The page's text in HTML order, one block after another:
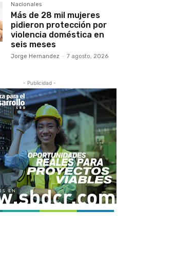
Nacionales
Más de 28 mil mujeres
pidieron protección por
violencia doméstica en
seis meses
Jorge Hernandez - 7 agosto, 2026
- Publicidad -